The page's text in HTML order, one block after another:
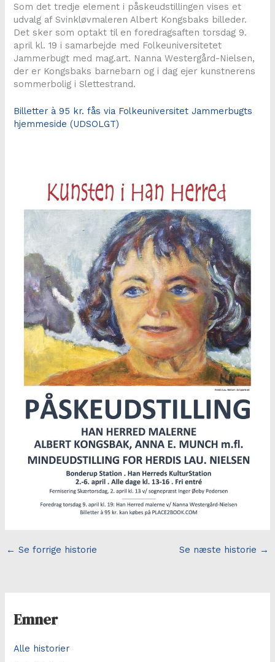
Som det tredje element i påskeudstillingen vises et
udvalg af Svinkløvmaleren Albert Kongsbaks billeder.
Det sker som optakt til en foredragsaften torsdag 9.
april kl. 19 i samarbejde med Folkeuniversitetet
Jammerbugt med mag.art. Nanna Westergård-Nielsen,
der er Kongsbaks barnebarn og i dag ejer kunstnerens
sommerbolig i Slettestrand.
Billetter à 95 kr. fås via Folkeuniversitet Jammerbugts
hjemmeside (UDSOLGT)
← Se forrige historie Se næste historie →
Emner
Alle historier